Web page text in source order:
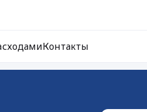
Контакты